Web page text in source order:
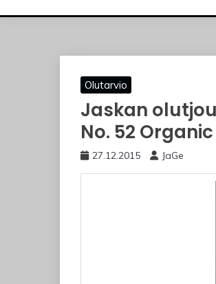
Olutarvio
Jaskan
No. 52
27.12.2015 JaGe